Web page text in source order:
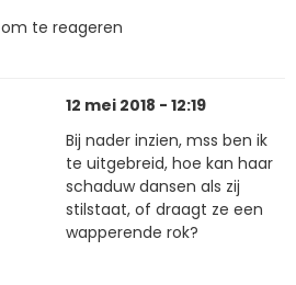
om te reageren
12 mei 2018 - 12:19
Bij nader inzien, mss ben ik
te uitgebreid, hoe kan haar
schaduw dansen als zij
stilstaat, of draagt ze een
wapperende rok?